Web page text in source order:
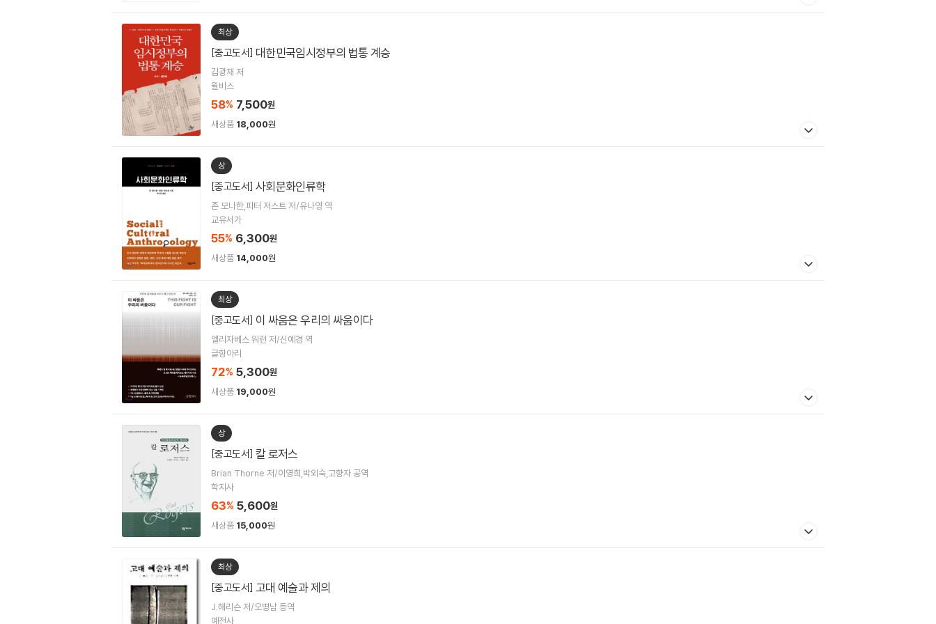
최상
[중고도서] 대한민국임시정부의 법통 계승
김광재 저
윌비스
58% 7,500원
새상품 18,000원
상
[중고도서] 사회문화인류학
존 모나한,피터 저스트 저/유나영 역
교유서가
55% 6,300원
새상품 14,000원
최상
[중고도서] 이 싸움은 우리의 싸움이다
엘리자베스 워런 저/신예경 역
글항아리
72% 5,300원
새상품 19,000원
상
[중고도서] 칼 로저스
Brian Thorne 저/이영희,박외숙,고향자 공역
학지사
63% 5,600원
새상품 15,000원
최상
[중고도서] 고대 예술과 제의
J.해리슨 저/오병남 등역
예전사